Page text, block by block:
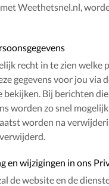
Weethetsnel.nl,
recht in te zien welke
gegevens voor jou
bekijken. Bij berichten
worden zo snel
worden na
en wijzigingen in ons
de website en de